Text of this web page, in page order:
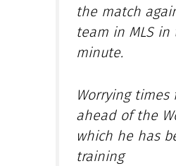
the match
team in MLS in
minute.
Worrying
ahead of the
which he has
training